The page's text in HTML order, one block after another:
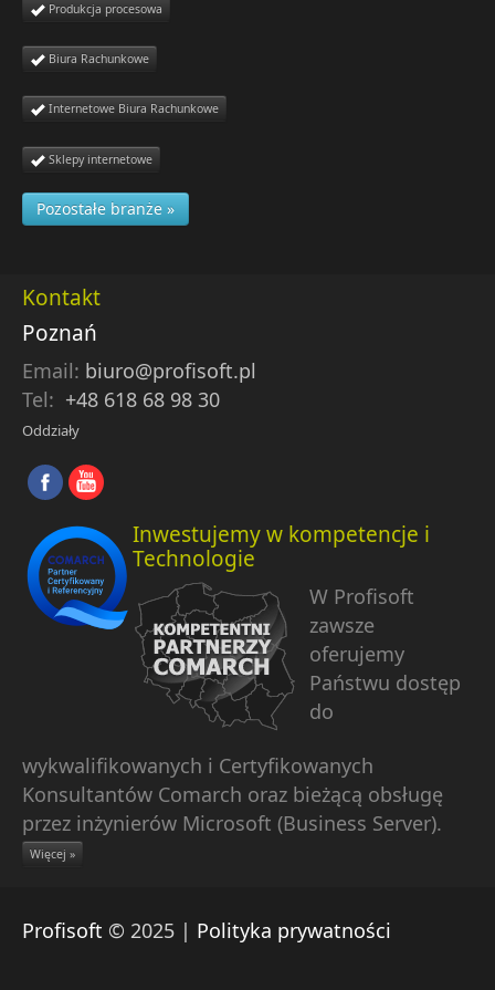
Produkcja procesowa
Biura Rachunkowe
Internetowe Biura Rachunkowe
Sklepy internetowe
Pozostałe branże »
Kontakt
Poznań
Email: biuro@profisoft.pl
Tel: +48 618 68 98 30
Oddziały
Inwestujemy w kompetencje i
Technologie
W Profisoft
zawsze
oferujemy
Państwu dostęp
do
wykwalifikowanych i Certyfikowanych
Konsultantów Comarch oraz bieżącą obsługę
przez inżynierów Microsoft (Business Server).
Więcej »
Profisoft © 2025 | Polityka prywatności